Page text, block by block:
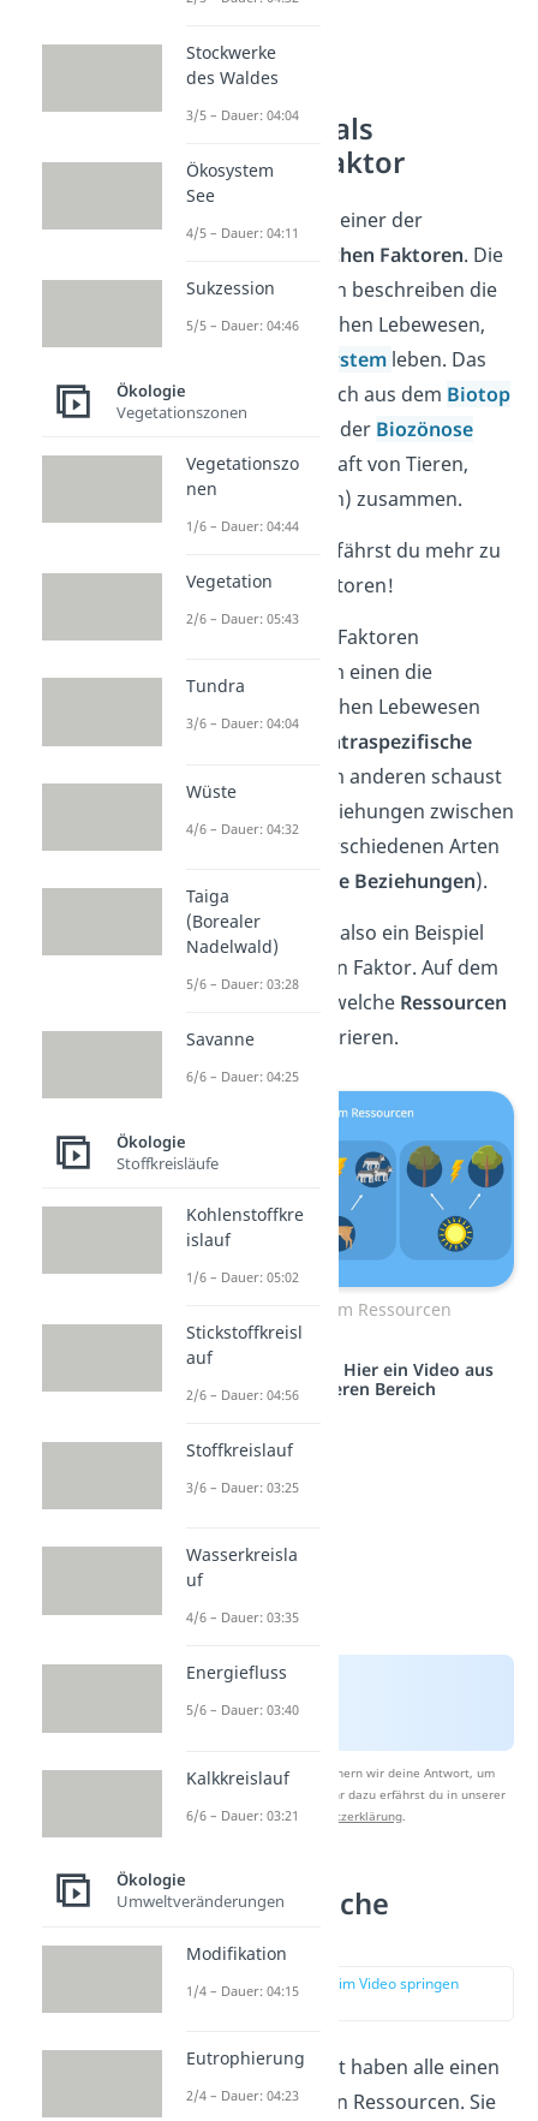
Konkurrenz als
biotischer Faktor
Die Konkurrenz ist einer der
biotischen Faktoren. Die
biotischen Faktoren beschreiben die
Beziehungen zwischen Lebewesen,
Ökosystem leben. Das
Ökosystem setzt sich aus dem Biotop
(Lebensraum) und der Biozönose
(Lebensgemeinschaftvon Tieren,
Pflanzen und Pilzen) zusammen.
erfährst du mehr zu
den biotischen Faktoren!
Bei den biotischen Faktoren
betrachtest du zum einen die
Beziehungen zwischen Lebewesen
intraspezifische
). Zum anderen schaust
du dir auch die Beziehungen zwischen
Lebewesen von verschiedenen Arten
interspezifische Beziehungen).
Die Konkurrenz ist also ein Beispiel
für einen biotischen Faktor. Auf dem
Bild siehst du, um welche Ressourcen
Lebewesen konkurrieren.
Konkurrenz um Ressourcen
Studyflix vernetzt: Hier ein Video aus
einem anderen Bereich
Nach Beantwortung speichern wir deine Antwort, um
Studyflix zu verbessern. Mehr dazu erfährst du in unserer
Datenschutzerklärung.
Intraspezifische
Konkurrenz
zur Stelle im Video springen
(01:18)
Individuen einer Art haben alle einen
ähnlichen Bedarf an Ressourcen. Sie
Stockwerke
des Waldes
3/5 – Dauer: 04:04
Ökosystem
See
4/5 – Dauer: 04:11
Sukzession
5/5 – Dauer: 04:46
Ökologie
Vegetationszonen
Vegetationszo
nen
1/6 – Dauer: 04:44
Vegetation
2/6 – Dauer: 05:43
Tundra
3/6 – Dauer: 04:04
Wüste
4/6 – Dauer: 04:32
Taiga
(Borealer
Nadelwald)
5/6 – Dauer: 03:28
Savanne
6/6 – Dauer: 04:25
Ökologie
Stoffkreisläufe
Kohlenstoffkre
islauf
1/6 – Dauer: 05:02
Stickstoffkreisl
auf
2/6 – Dauer: 04:56
Stoffkreislauf
3/6 – Dauer: 03:25
Wasserkreisla
uf
4/6 – Dauer: 03:35
Energiefluss
5/6 – Dauer: 03:40
Kalkkreislauf
6/6 – Dauer: 03:21
Ökologie
Umweltveränderungen
Modifikation
1/4 – Dauer: 04:15
Eutrophierung
2/4 – Dauer: 04:23